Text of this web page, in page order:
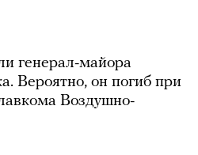
генерал-майора
Вероятно, он погиб при
Воздушно-